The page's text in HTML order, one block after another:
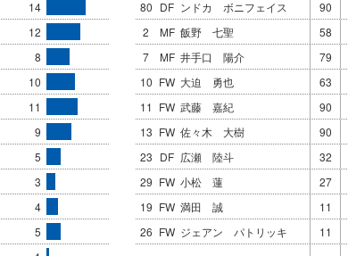
14
12
8
10
11
9
5
3
4
5
80 DF ンドカ ボニフェイス 90
2
MF 飯野 七聖 58
7
MF 井手口 陽介 79
10 FW 大迫 勇也 63
11 FW 武藤 嘉紀 90
13 FW 佐々木 大樹 90
23 DF 広瀬 陸斗 32
29 FW 小松 蓮 27
19 FW 満田 誠 11
26 FW ジェアン パトリッキ 11